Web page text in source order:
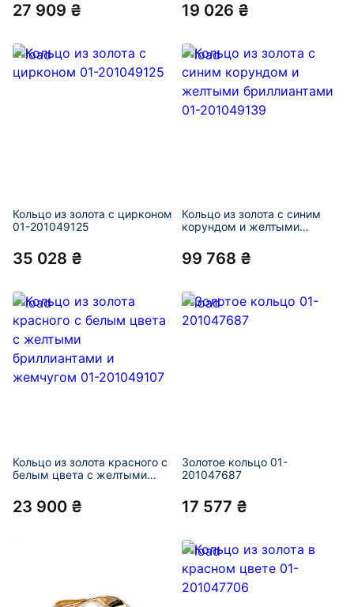
27 909 ₴ 19 026 ₴
Кольцо из золота с цирконом
01-201049125
35 028 ₴
Кольцо из золота с синим
корундом и желтыми
99 768 ₴
Кольцо из золота красного с
белым цвета с желтыми
01-201049107
23 900 ₴
Золотое кольцо 01-
201047687
17 577 ₴